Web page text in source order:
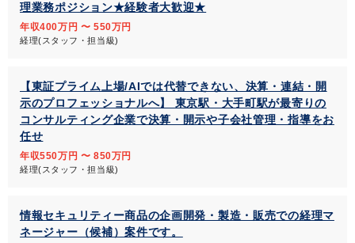
理業務ポジション★経験者大歓迎★
年収400万円 〜 550万円
経理(スタッフ・担当級)
【東証プライム上場/AIでは代替できない、決算・連結・開
示のプロフェッショナルへ】 東京駅・大手町駅が最寄りの
コンサルティング企業で決算・開示や子会社管理・指導をお
任せ
年収550万円 〜 850万円
経理(スタッフ・担当級)
情報セキュリティー商品の企画開発・製造・販売での経理マ
ネージャー（候補）案件です。